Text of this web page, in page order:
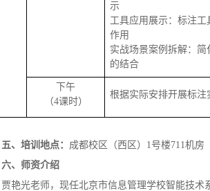
示
工具应用展示：标注
作用
实战场景案例拆解：
的结合
下午
（4课时）
根据实际安排开展标注
五、培训地点： 成都校区（西区）1号楼711机房
六、师资介绍
贾艳光老师，现任北京市信息管理学校智能技